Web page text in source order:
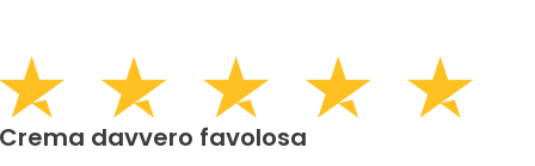
Crema davvero favolosa